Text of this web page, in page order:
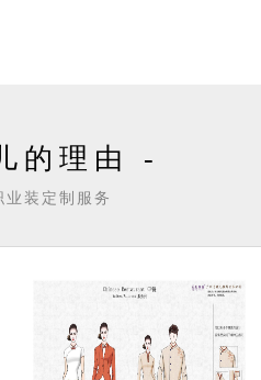
的理由 -
装定制服务